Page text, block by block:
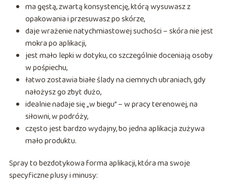
ma gęstą, zwartą konsystencję, którą wysuwasz z
opakowania i przesuwasz po skórze,
daje wrażenie natychmiastowej suchości – skóra nie jest
mokra po aplikacji,
jest mało lepki w dotyku, co szczególnie doceniają osoby
w pośpiechu,
łatwo zostawia białe ślady na ciemnych ubraniach, gdy
nałożysz go zbyt dużo,
idealnie nadaje się „w biegu” – w pracy terenowej, na
siłowni, w podróży,
często jest bardzo wydajny, bo jedna aplikacja zużywa
mało produktu.
Spray to bezdotykowa forma aplikacji, która ma swoje
specyficzne plusy i minusy: